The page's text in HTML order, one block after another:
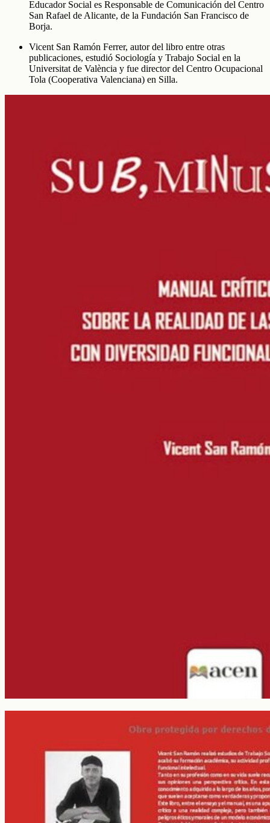
Educador Social es Responsable de Comunicación del Centro
San Rafael de Alicante, de la Fundación San Francisco de
Borja.
Vicent San Ramón Ferrer, autor del libro entre otras
publicaciones, estudió Sociología y Trabajo Social en la
Universitat de València y fue director del Centro Ocupacional
Tola (Cooperativa Valenciana) en Silla.